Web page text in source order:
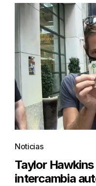
Noticias
Taylor
intercambia